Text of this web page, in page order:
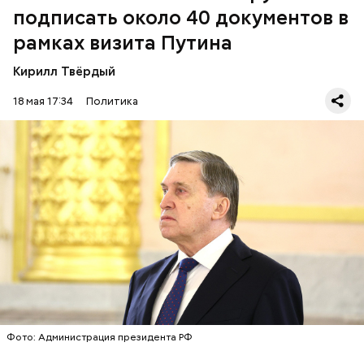
подписать около 40 документов в
рамках визита Путина
Кирилл Твёрдый
18 мая 17:34 Политика
Фото: Администрация президента РФ
— Их на данный момент около 40, причем
согласовано так, что 21 документ будет подписан в
присутствии лидеров, а об остальных будет
просто объявлено на церемонии, — сказал Ушаков.
ЮРИЙ УШАКОВ РОССИЯ
КИТАЙ
ВЛАДИМИР ПУТИН
ПЕРЕГОВОРЫ